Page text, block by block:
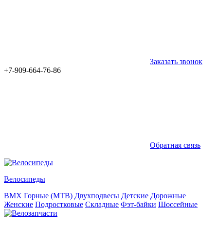
Заказать звонок
+7-909-664-76-86
Обратная связь
Велосипеды
BMX Горные (MTB) Двухподвесы Детские Дорожные
Женские Подростковые Складные Фэт-байки Шоссейные